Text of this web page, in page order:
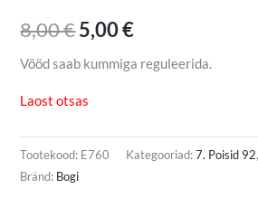
8,00€5,00€
Vööd saab kummiga reguleerida.
Laost otsas
Tootekood: E760 Kategooriad:7. Poisid 92
Bränd: Bogi